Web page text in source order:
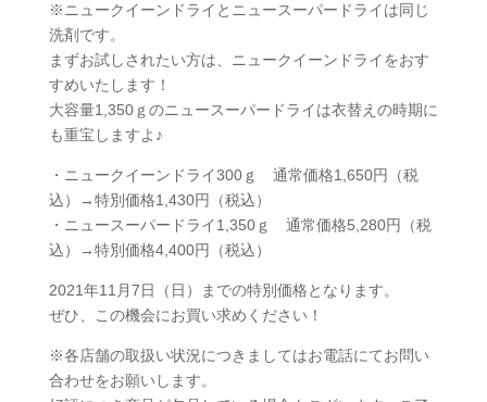
※ニュークイーンドライとニュースーパードライは同じ
洗剤です。
まずお試しされたい方は、ニュークイーンドライをおす
すめいたします！
大容量1,350ｇのニュースーパードライは衣替えの時期に
も重宝しますよ♪
・ニュークイーンドライ300ｇ 通常価格1,650円（税
込）→特別価格1,430円（税込）
・ニュースーパードライ1,350ｇ 通常価格5,280円（税
込）→特別価格4,400円（税込）
2021年11月7日（日）までの特別価格となります。
ぜひ、この機会にお買い求めください！
※各店舗の取扱い状況につきましてはお電話にてお問い
合わせをお願いします。